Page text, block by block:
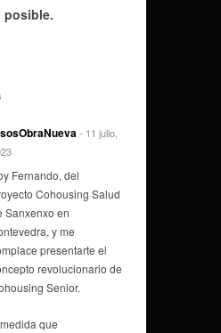
posible.
- 11 julio,
Fernando, del
Cohousing Salud
Sanxenxo en
y me
presentarte el
revolucionario de
Senior.
que